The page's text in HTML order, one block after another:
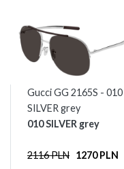
Gucci GG 2165S - 010
SILVER grey
010 SILVER grey
2116 PLN 1270 PLN